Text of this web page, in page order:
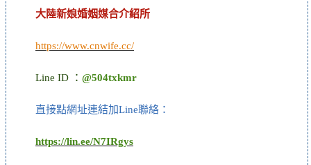
大陸新娘婚姻媒合介紹所
https://www.cnwife.cc/
Line ID ： @504txkmr
直接點網址連結加Line聯絡：
https://lin.ee/N7IRgys